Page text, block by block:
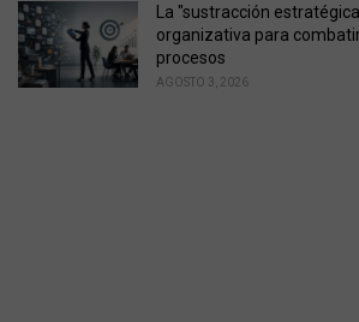
La "sustracción
organizativa para
procesos
AGOSTO 3, 2026